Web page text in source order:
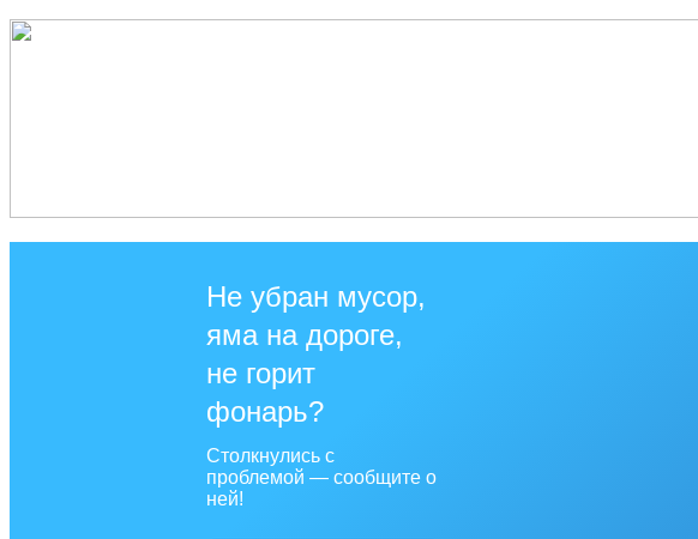
Не убран мусор,
яма на дороге,
не горит
фонарь?
Столкнулись с
проблемой — сообщите о
ней!